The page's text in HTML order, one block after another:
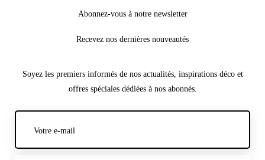
Abonnez-vous à notre newsletter
Recevez nos dernières nouveautés
Soyez les premiers informés de nos actualités, inspirations déco et
offres spéciales dédiées à nos abonnés.